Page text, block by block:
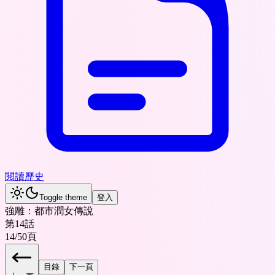
閱讀歷史
Toggle theme 登入
強雕：都市潤女傳說
第14話
14/50頁
目錄 下一頁